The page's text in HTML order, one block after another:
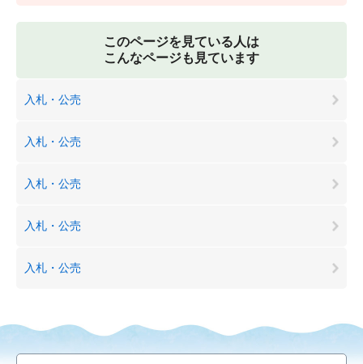
このページを見ている人は
こんなページも見ています
入札・公売
入札・公売
入札・公売
入札・公売
入札・公売